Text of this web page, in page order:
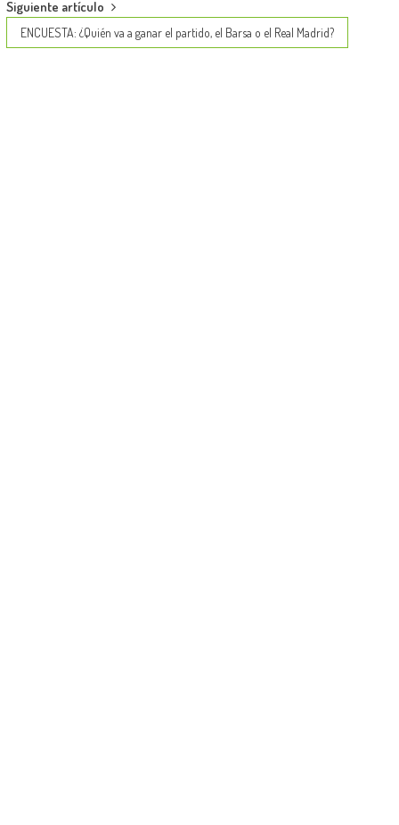
Siguiente artículo
ENCUESTA: ¿Quién va a ganar el partido, el Barsa o el Real Madrid?